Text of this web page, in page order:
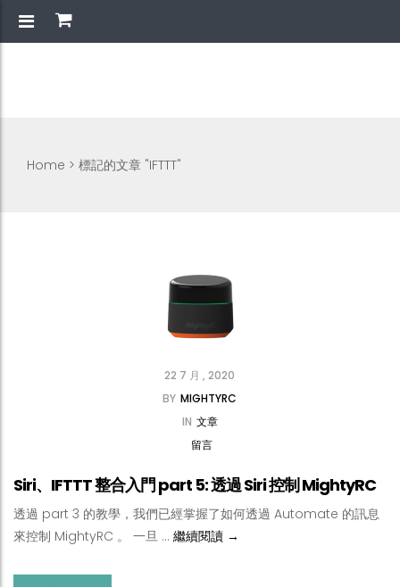
Home > 標記的文章 "IFTTT"
22 7 月 , 2020
BY MIGHTYRC
IN 文章
留言
Siri、IFTTT 整合入門 part 5: 透過 Siri 控制 MightyRC
透過 part 3 的教學，我們已經掌握了如何透過 Automate 的訊息
來控制 MightyRC 。 一旦 … 繼續閱讀 Siri、IFTTT 整合入門 part 5:
→